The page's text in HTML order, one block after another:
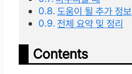
도움이 될 추가 정보
전체 요약 및 정리
Contents